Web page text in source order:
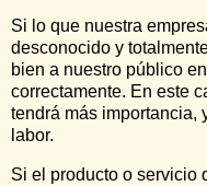
Si lo que nuestra
desconocido y
bien a nuestro público
correctamente. En este
tendrá más importancia,
labor.
Si el producto o servicio